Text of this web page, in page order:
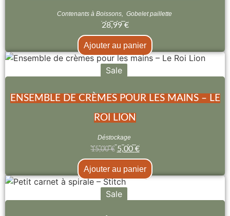
Contenants à Boissons, Gobelet paillette
28,99 €
Ajouter au panier
Sale
ENSEMBLE DE CRÈMES POUR LES MAINS – LE
ROI LION
Déstockage
15,00€ 5,00 €
Ajouter au panier
Sale